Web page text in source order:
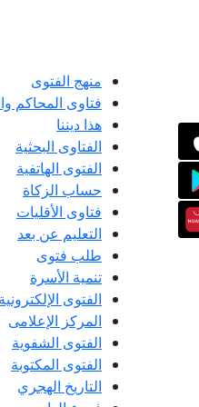
منهج الفتوى
فتاوى المحاكم
هذا ديننا
الفتاوى البحثية
الفتوى الهاتفية
حساب الزكاة
فتاوى الأقليات
التعليم عن بعد
طلب فتوى
تنمية الأسرة
الفتوى الإلكترونية
المركز الإعلامى
الفتوى الشفوية
الفتوى المكتوبة
التاريخ الهجري